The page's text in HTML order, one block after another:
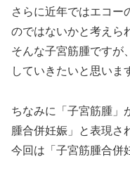
さらに近年ではエコー
のではないかと考えら
そんな子宮筋腫ですが
していきたいと思いま
ちなみに「子宮筋腫」
腫合併妊娠」と表現さ
今回は「子宮筋腫合併